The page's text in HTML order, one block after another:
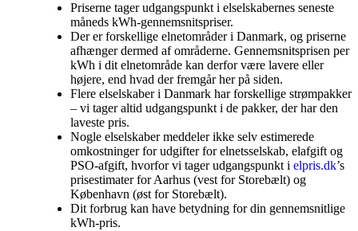
Priserne tager udgangspunkt i elselskabernes seneste
måneds kWh-gennemsnitspriser.
Der er forskellige elnetområder i Danmark, og priserne
afhænger dermed af områderne. Gennemsnitsprisen per
kWh i dit elnetområde kan derfor være lavere eller
højere, end hvad der fremgår her på siden.
Flere elselskaber i Danmark har forskellige strømpakker
– vi tager altid udgangspunkt i de pakker, der har den
laveste pris.
Nogle elselskaber meddeler ikke selv estimerede
omkostninger for udgifter for elnetsselskab, elafgift og
PSO-afgift, hvorfor vi tager udgangspunkt i elpris.dk’s
prisestimater for Aarhus (vest for Storebælt) og
København (øst for Storebælt).
Dit forbrug kan have betydning for din gennemsnitlige
kWh-pris.